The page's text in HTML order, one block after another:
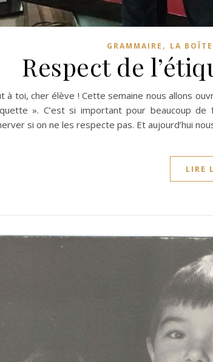
GRAMMAIRE , LA
Respect de
à toi, cher élève ! Cette semaine nous allons
». C’est si important pour beaucoup
si on ne les respecte pas. Et aujourd’hui
LIRE